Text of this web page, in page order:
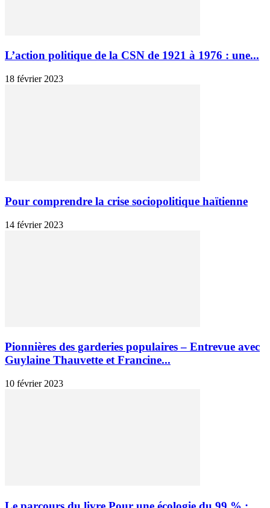
L’action politique de la CSN de 1921 à 1976 : une...
18 février 2023
Pour comprendre la crise sociopolitique haïtienne
14 février 2023
Pionnières des garderies populaires – Entrevue avec
Guylaine Thauvette et Francine...
10 février 2023